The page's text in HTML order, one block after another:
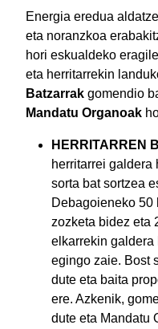
Energia eredua
eta noranzkoa
hori eskualdeko
eta herritarrekin
Batzarrak gomendio
Mandatu Organoak
HERRITARREN
herritarrei galdera
sorta bat sortzea
Debagoieneko 50
zozketa bidez eta
elkarrekin galdera
egingo zaie. Bost
dute eta baita
ere. Azkenik,
dute eta Mandatu